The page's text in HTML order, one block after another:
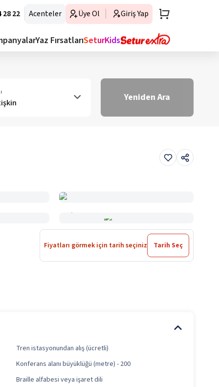
28 22 Acenteler Üye Ol Giriş Yap
Yaz FırsatlarıSeturKids
Yeniden Ara
Fiyatları görmek için tarih seçiniz Tarih Seç
Tren istasyonundan alış (ücretli)
Konferans alanı büyüklüğü (metre) - 200
Braille alfabesi veya işaret dili